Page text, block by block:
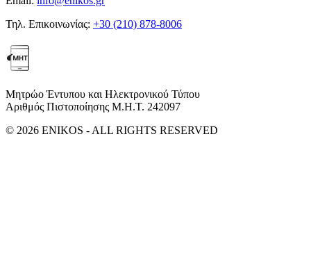
Τηλ. Επικοινωνίας: +30 (210) 878-8006
Μητρώο Έντυπου και Ηλεκτρονικού Τύπου
Αριθμός Πιστοποίησης Μ.Η.Τ. 242097
© 2026 ENIKOS - ALL RIGHTS RESERVED